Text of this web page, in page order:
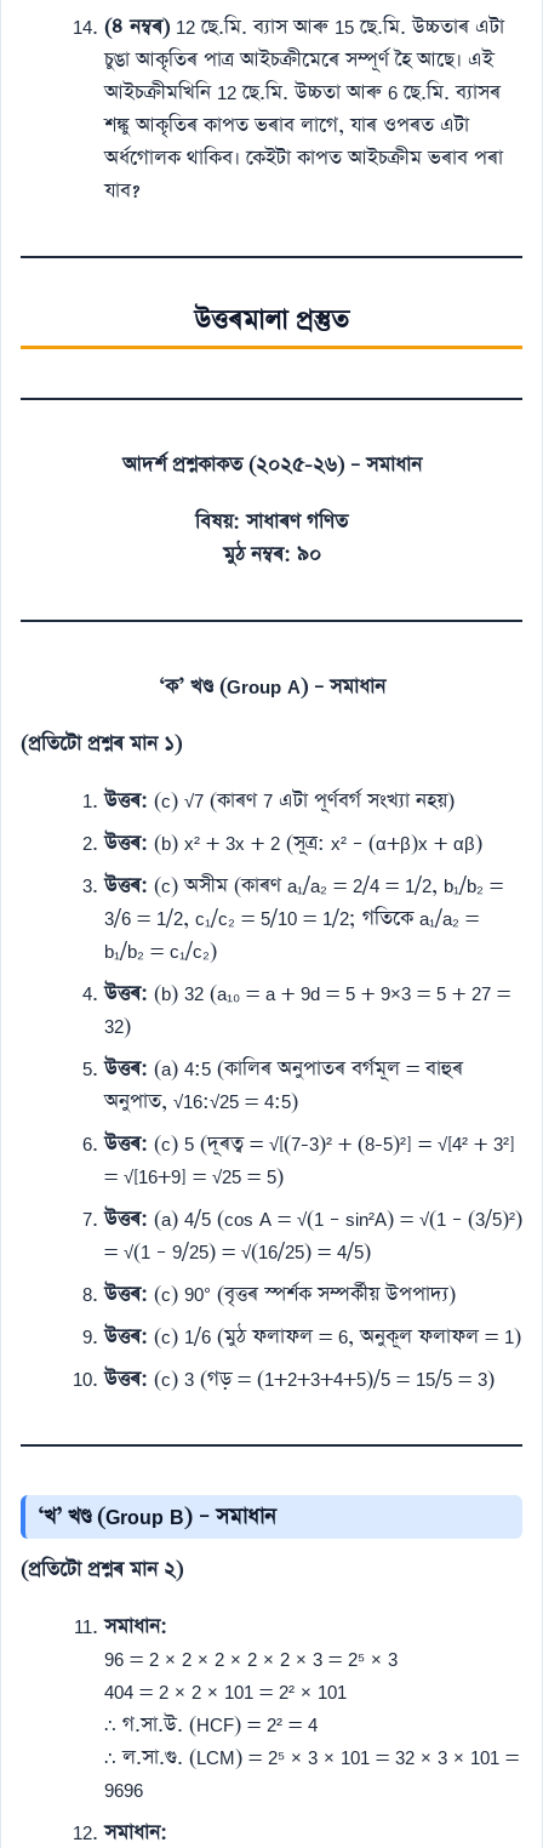
(৪ নম্বৰ) 12 ছে.মি. ব্যাস আৰু 15 ছে.মি. উচ্চতাৰ এটা
চুঙা আকৃতিৰ পাত্ৰ আইচক্ৰীমেৰে সম্পূৰ্ণ হৈ আছে। এই
আইচক্ৰীমখিনি 12 ছে.মি. উচ্চতা আৰু 6 ছে.মি. ব্যাসৰ
শঙ্কু আকৃতিৰ কাপত ভৰাব লাগে, যাৰ ওপৰত এটা
অৰ্ধগোলক থাকিব। কেইটা কাপত আইচক্ৰীম ভৰাব পৰা
যাব?
উত্তৰমালা প্ৰস্তুত
আদৰ্শ প্ৰশ্নকাকত (২০২৫-২৬) – সমাধান
বিষয়: সাধাৰণ গণিত
মুঠ নম্বৰ: ৯০
‘ক’ খণ্ড (Group A) – সমাধান
(প্ৰতিটো প্ৰশ্নৰ মান ১)
উত্তৰ: (c) √7 (কাৰণ 7 এটা পূৰ্ণবৰ্গ সংখ্যা নহয়)
উত্তৰ: (b) x² + 3x + 2 (সূত্ৰ: x² – (α+β)x + αβ)
উত্তৰ: (c) অসীম (কাৰণ a₁/a₂ = 2/4 = 1/2, b₁/b₂ =
3/6 = 1/2, c₁/c₂ = 5/10 = 1/2; গতিকে a₁/a₂ =
b₁/b₂ = c₁/c₂)
উত্তৰ: (b) 32 (a₁₀ = a + 9d = 5 + 9×3 = 5 + 27 =
32)
উত্তৰ: (a) 4:5 (কালিৰ অনুপাতৰ বৰ্গমূল = বাহুৰ
অনুপাত, √16:√25 = 4:5)
উত্তৰ: (c) 5 (দূৰত্ব = √[(7-3)² + (8-5)²] = √[4² + 3²]
= √[16+9] = √25 = 5)
উত্তৰ: (a) 4/5 (cos A = √(1 – sin²A) = √(1 – (3/5)²)
= √(1 – 9/25) = √(16/25) = 4/5)
উত্তৰ: (c) 90° (বৃত্তৰ স্পৰ্শক সম্পৰ্কীয় উপপাদ্য)
উত্তৰ: (c) 1/6 (মুঠ ফলাফল = 6, অনুকূল ফলাফল = 1)
উত্তৰ: (c) 3 (গড় = (1+2+3+4+5)/5 = 15/5 = 3)
‘খ’ খণ্ড (Group B) – সমাধান
(প্ৰতিটো প্ৰশ্নৰ মান ২)
সমাধান:
96 = 2 × 2 × 2 × 2 × 2 × 3 = 2⁵ × 3
404 = 2 × 2 × 101 = 2² × 101
∴ গ.সা.উ. (HCF) = 2² = 4
∴ ল.সা.গু. (LCM) = 2⁵ × 3 × 101 = 32 × 3 × 101 =
9696
সমাধান: